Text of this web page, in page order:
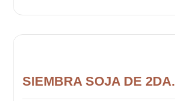
SIEMBRA SOJA DE 2DA.